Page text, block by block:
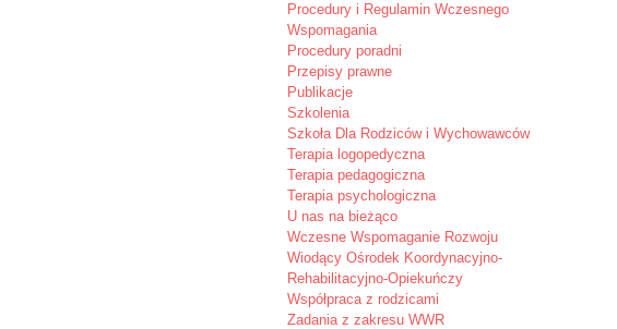
Procedury i Regulamin Wczesnego
Wspomagania
Procedury poradni
Przepisy prawne
Publikacje
Szkolenia
Szkoła Dla Rodziców i Wychowawców
Terapia logopedyczna
Terapia pedagogiczna
Terapia psychologiczna
U nas na bieżąco
Wczesne Wspomaganie Rozwoju
Wiodący Ośrodek Koordynacyjno-
Rehabilitacyjno-Opiekuńczy
Współpraca z rodzicami
Zadania z zakresu WWR